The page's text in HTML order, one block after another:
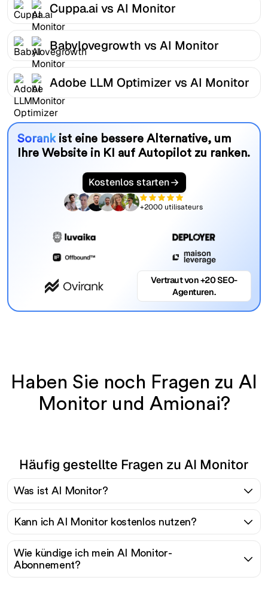
Cuppa.ai vs AI Monitor
Babylovegrowth vs AI Monitor
Adobe LLM Optimizer vs AI Monitor
Sorankist eine bessere Alternative, um
Ihre Website in KI auf Autopilot zu ranken.
Kostenlos starten
+2000 utilisateurs
Vertraut von +20 SEO-
Agenturen.
Haben Sie noch Fragen zu AI
Monitor und Amionai?
Häufig gestellte Fragen zu AI Monitor
Was ist AI Monitor?
Kann ich AI Monitor kostenlos nutzen?
Wie kündige ich mein AI Monitor-
Abonnement?